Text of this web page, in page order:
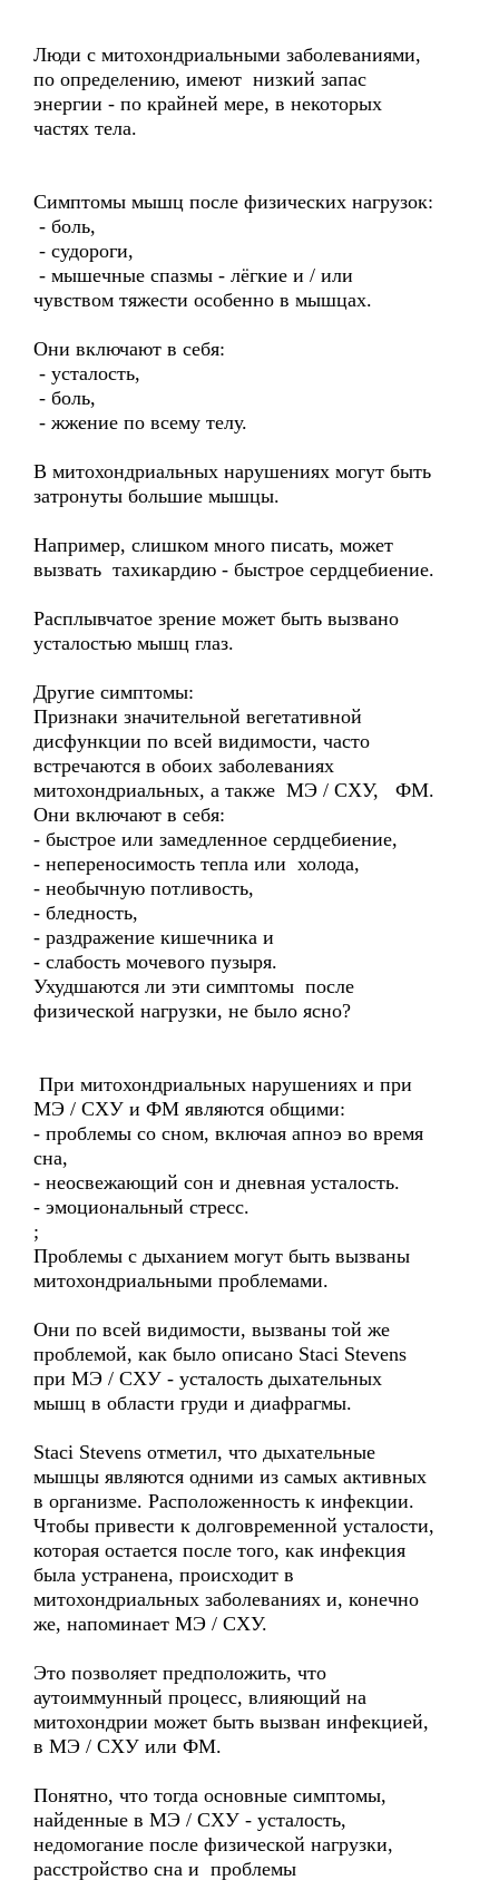
Люди с митохондриальными заболеваниями,
по определению, имеют низкий запас
энергии - по крайней мере, в некоторых
частях тела.
Симптомы мышц после физических нагрузок:
- боль,
- судороги,
- мышечные спазмы - лёгкие и / или
чувством тяжести особенно в мышцах.
Они включают в себя:
- усталость,
- боль,
- жжение по всему телу.
В митохондриальных нарушениях могут быть
затронуты большие мышцы.
Например, слишком много писать, может
вызвать тахикардию - быстрое сердцебиение.
Расплывчатое зрение может быть вызвано
усталостью мышц глаз.
Другие симптомы:
Признаки значительной вегетативной
дисфункции по всей видимости, часто
встречаются в обоих заболеваниях
митохондриальных, а также MЭ / CХУ, ФM.
Они включают в себя:
- быстрое или замедленное сердцебиение,
- непереносимость тепла или холода,
- необычную потливость,
- бледность,
- раздражение кишечника и
- слабость мочевого пузыря.
Ухудшаются ли эти симптомы после
физической нагрузки, не было ясно?
При митохондриальных нарушениях и при
MЭ / CХУ и ФM являются общими:
- проблемы со сном, включая апноэ во время
сна,
- неосвежающий сон и дневная усталость.
- эмоциональный стресс.
;
Проблемы с дыханием могут быть вызваны
митохондриальными проблемами.
Они по всей видимости, вызваны той же
проблемой, как было описано Staci Stevens
при MЭ / CХУ - усталость дыхательных
мышц в области груди и диафрагмы.
Staci Stevens отметил, что дыхательные
мышцы являются одними из самых активных
в организме. Расположенность к инфекции.
Чтобы привести к долговременной усталости,
которая остается после того, как инфекция
была устранена, происходит в
митохондриальных заболеваниях и, конечно
же, напоминает MЭ / CХУ.
Это позволяет предположить, что
аутоиммунный процесс, влияющий на
митохондрии может быть вызван инфекцией,
в MЭ / CХУ или ФM.
Понятно, что тогда основные симптомы,
найденные в MЭ / CХУ - усталость,
недомогание после физической нагрузки,
расстройство сна и проблемы